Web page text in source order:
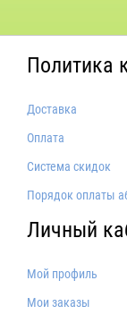
Политика
Доставка
Оплата
Система скидок
Порядок оплаты
Личный
Мой профиль
Мои заказы